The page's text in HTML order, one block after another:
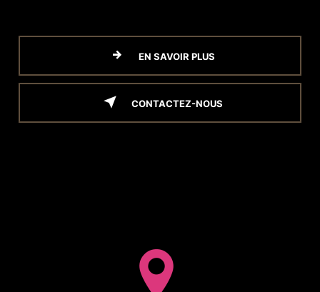
EN SAVOIR PLUS
CONTACTEZ-NOUS